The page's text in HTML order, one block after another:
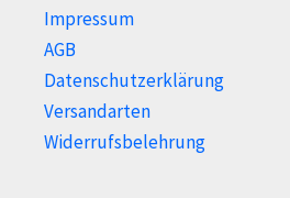
Impressum
AGB
Datenschutzerklärung
Versandarten
Widerrufsbelehrung